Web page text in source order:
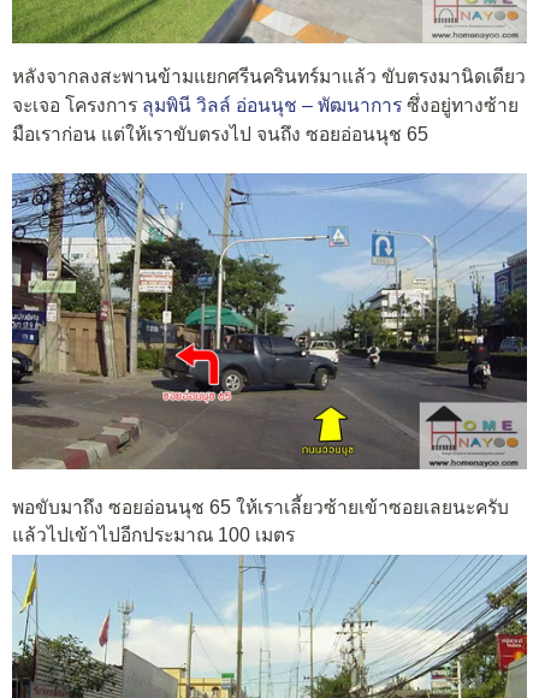
หลังจากลงสะพานข้ามแยกศรีนครินทร์มาแล้ว ขับตรงมานิดเดียว
จะเจอ โครงการ ลุมพินี วิลล์ อ่อนนุช – พัฒนาการ ซึ่งอยู่ทางซ้าย
มือเราก่อน แต่ให้เราขับตรงไป จนถึง ซอยอ่อนนุช 65
พอขับมาถึง ซอยอ่อนนุช 65 ให้เราเลี้ยวซ้ายเข้าซอยเลยนะครับ
แล้วไปเข้าไปอีกประมาณ 100 เมตร